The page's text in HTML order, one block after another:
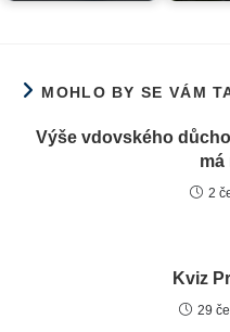
MOHLO BY SE VÁM
Výše vdovského
má
2
Kviz
29